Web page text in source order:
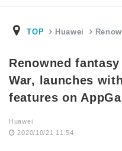
TOP Huawei
Renowned
War, launches
features on
Huawei
2020/10/21 11:54